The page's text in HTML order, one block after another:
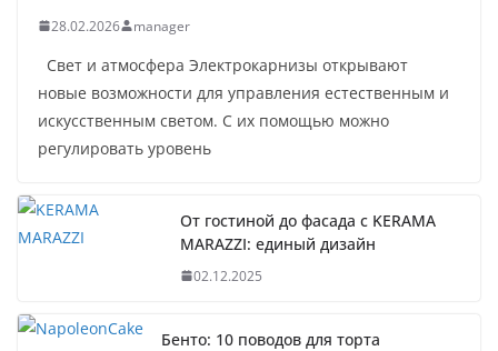
28.02.2026 manager
Свет и атмосфера Электрокарнизы открывают
новые возможности для управления естественным и
искусственным светом. С их помощью можно
регулировать уровень
От гостиной до фасада с KERAMA
MARAZZI: единый дизайн
02.12.2025
Бенто: 10 поводов для торта